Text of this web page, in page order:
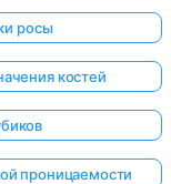
росы
костей
проницаемости